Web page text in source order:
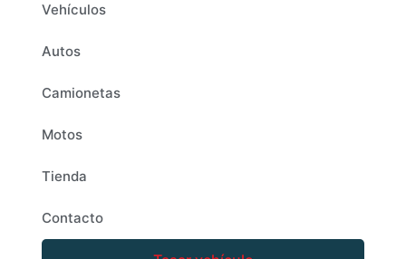
Vehículos
Autos
Camionetas
Motos
Tienda
Contacto